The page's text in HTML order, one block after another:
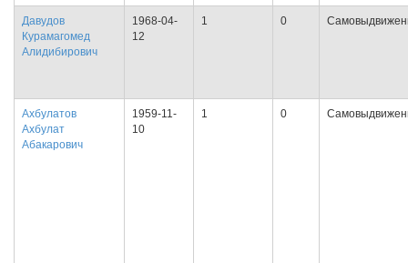
Давудов
Курамагомед
Алидибирович
1968-04-
12
1 0
Ахбулатов
Ахбулат
Абакарович
1959-11-
10
1 0